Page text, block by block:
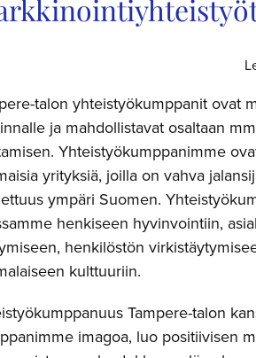
talon yhteistyökumppanit ovat
ja mahdollistavat osaltaan
Yhteistyökumppanimme
yrityksiä, joilla on vahva
ympäri Suomen.
henkiseen hyvinvointiin,
henkilöstön
kulttuuriin.
Tampere-talon
imagoa, luo positiivisen